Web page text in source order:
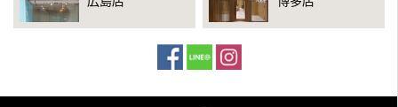
YouTube「古民家のお宝を銀座で鑑定したら〇〇万円になりまし
た」